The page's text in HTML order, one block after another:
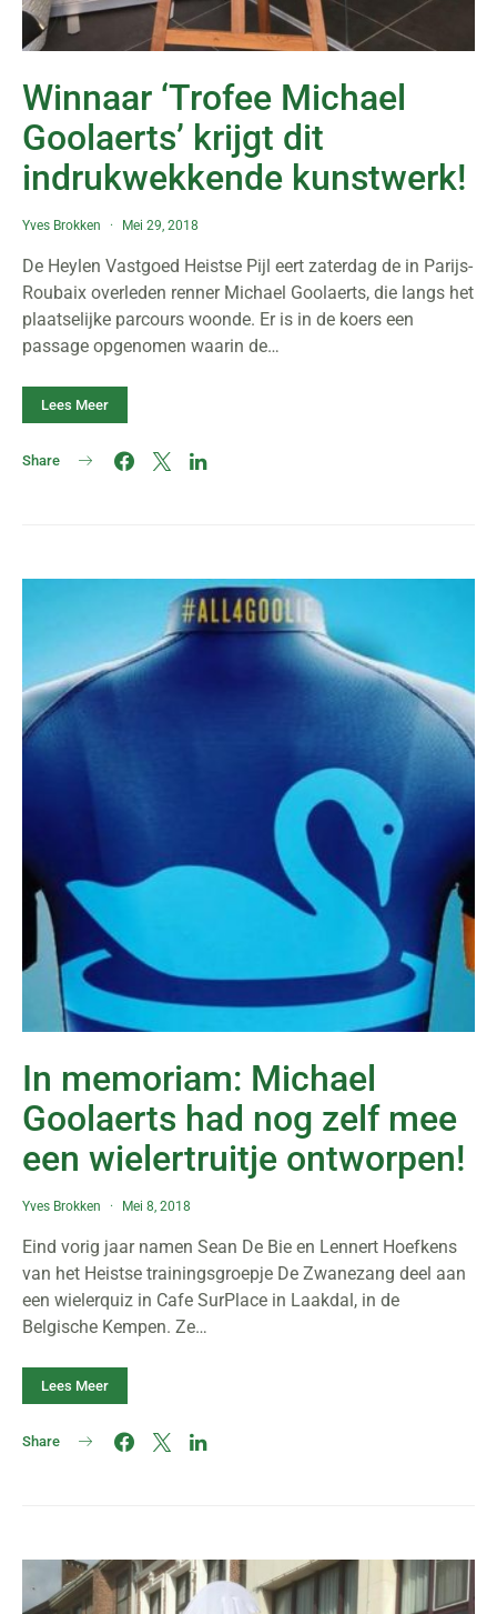
Winnaar ‘Trofee Michael
Goolaerts’ krijgt dit
indrukwekkende kunstwerk!
Yves Brokken Mei 29, 2018
De Heylen Vastgoed Heistse Pijl eert zaterdag de in Parijs-
Roubaix overleden renner Michael Goolaerts, die langs het
plaatselijke parcours woonde. Er is in de koers een
passage opgenomen waarin de…
Lees Meer
Share
In memoriam: Michael
Goolaerts had nog zelf mee
een wielertruitje ontworpen!
Yves Brokken Mei 8, 2018
Eind vorig jaar namen Sean De Bie en Lennert Hoefkens
van het Heistse trainingsgroepje De Zwanezang deel aan
een wielerquiz in Cafe SurPlace in Laakdal, in de
Belgische Kempen. Ze…
Lees Meer
Share